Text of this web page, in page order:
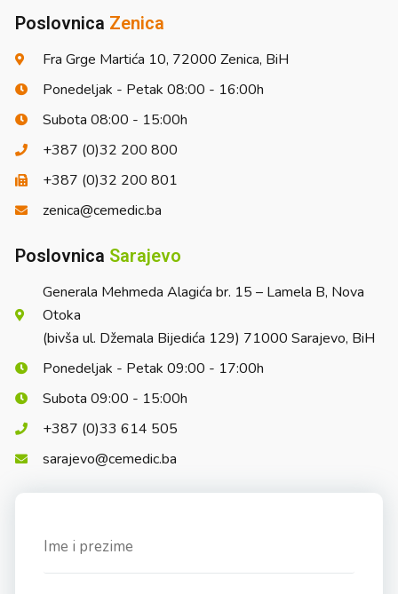
Poslovnica Zenica
Fra Grge Martića 10, 72000 Zenica, BiH
Ponedeljak - Petak 08:00 - 16:00h
Subota 08:00 - 15:00h
+387 (0)32 200 800
+387 (0)32 200 801
zenica@cemedic.ba
Poslovnica Sarajevo
Generala Mehmeda Alagića br. 15 – Lamela B, Nova
Otoka
(bivša ul. Džemala Bijedića 129) 71000 Sarajevo, BiH
Ponedeljak - Petak 09:00 - 17:00h
Subota 09:00 - 15:00h
+387 (0)33 614 505
sarajevo@cemedic.ba